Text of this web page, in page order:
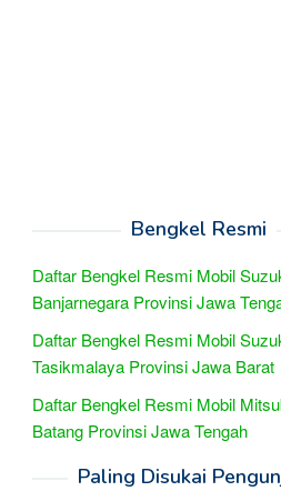
Bengkel Resmi
Daftar Bengkel Resmi Mobil
Banjarnegara Provinsi Jawa
Daftar Bengkel Resmi Mobil
Tasikmalaya Provinsi Jawa Barat
Daftar Bengkel Resmi Mobil
Batang Provinsi Jawa Tengah
Paling Disukai